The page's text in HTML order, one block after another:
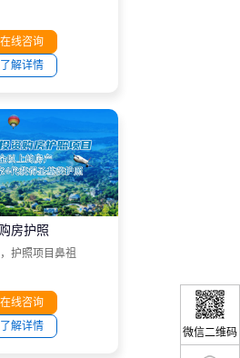
在线咨询
了解详情
房护照
护照项目鼻祖
在线咨询
了解详情
微信二维码